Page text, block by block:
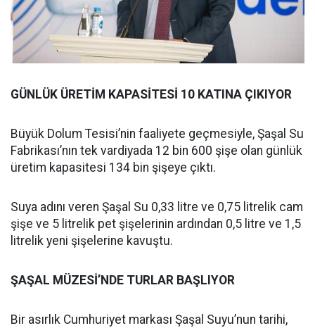
GÜNLÜK ÜRETİM KAPASİTESİ 10 KATINA ÇIKIYOR
Büyük Dolum Tesisi’nin faaliyete geçmesiyle, Şaşal Su
Fabrikası’nın tek vardiyada 12 bin 600 şişe olan günlük
üretim kapasitesi 134 bin şişeye çıktı.
Suya adını veren Şaşal Su 0,33 litre ve 0,75 litrelik cam
şişe ve 5 litrelik pet şişelerinin ardından 0,5 litre ve 1,5
litrelik yeni şişelerine kavuştu.
ŞAŞAL MÜZESİ’NDE TURLAR BAŞLIYOR
Bir asırlık Cumhuriyet markası Şaşal Suyu’nun tarihi,